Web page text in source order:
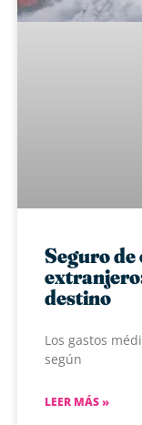
Seguro de
destino
Los gastos
según
LEER MÁS »